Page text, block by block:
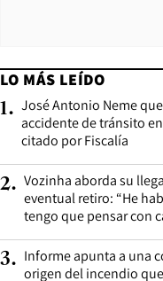
LO MÁS LEÍDO
1. José Antonio Neme
accidente de tránsito
citado por Fiscalía
2. Vozinha aborda su
eventual retiro: “He
tengo que pensar con
3. Informe apunta a una
origen del incendio